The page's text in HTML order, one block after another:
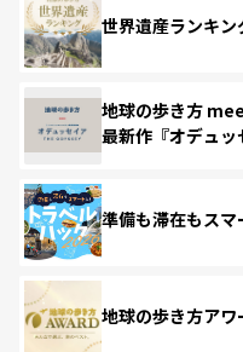
世界遺産ランキン
地球の歩き方
最新作『オデュッ
準備も滞在もス
地球の歩き方ア